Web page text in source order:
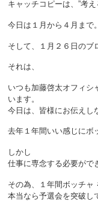
キャッチコピーは、”考え
今日は１月から４月まで。
そして、１月２６日のブ
それは、
いつも加藤啓太オフィシ
います。
今日は、皆様にお伝えし
去年１年間いい感じにボ
しかし
仕事に専念する必要がで
その為、１年間ボッチャ
本当なら予選会を突破し